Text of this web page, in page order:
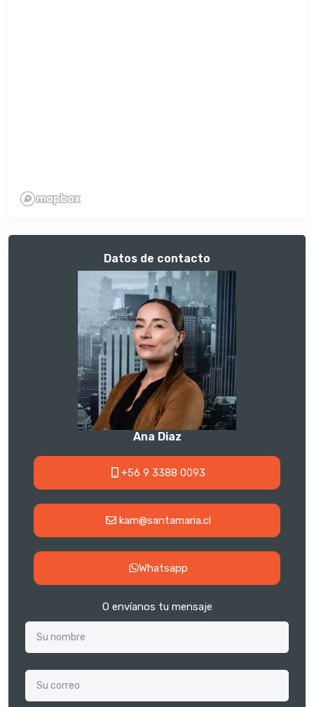
Datos de contacto
Ana Diaz
+56 9 3388 0093
kam@santamaria.cl
Whatsapp
O envíanos tu mensaje